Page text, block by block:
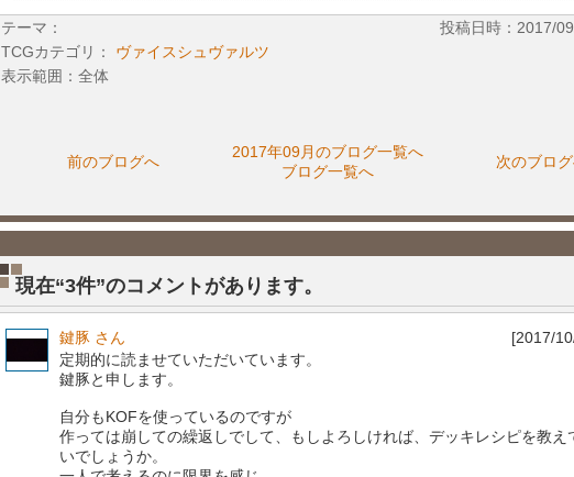
テーマ：
投稿日時：2017/
TCGカテゴリ： ヴァイスシュヴァルツ
表示範囲：全体
前のブログへ
2017年09月のブログ一覧へ
ブログ一覧へ
次のブロ
現在“3件”のコメントがあります。
鍵豚 さん
[2017/
定期的に読ませていただいています。
鍵豚と申します。
自分もKOFを使っているのですが
作っては崩しての繰返しでして、もしよろしければ、デッキレシピを教え
いでしょうか。